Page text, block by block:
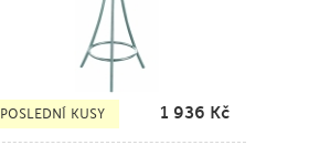
POSLEDNÍ KUSY 1 936 Kč